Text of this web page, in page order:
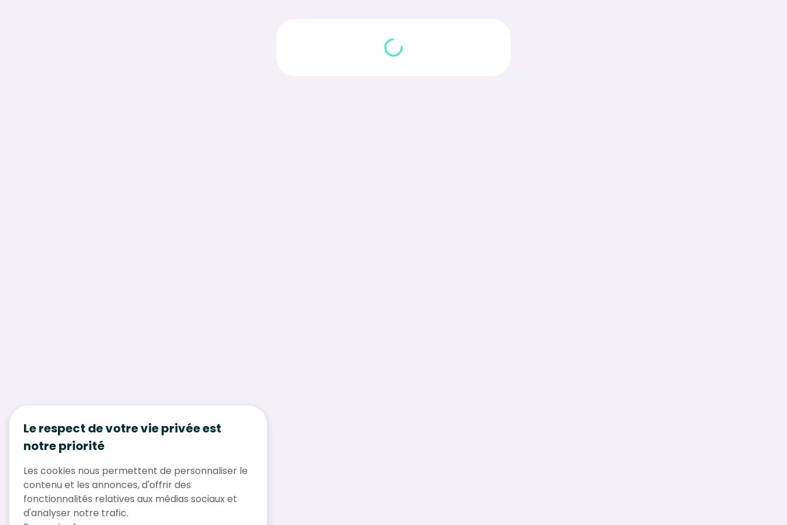
Le respect de votre vie privée est
notre priorité
Les cookies nous permettent de personnaliser le
contenu et les annonces, d'offrir des
fonctionnalités relatives aux médias sociaux et
d'analyser notre trafic.